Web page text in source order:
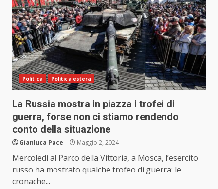
Politica Politica estera
La Russia mostra in piazza i trofei di
guerra, forse non ci stiamo rendendo
conto della situazione
Gianluca Pace Maggio 2, 2024
Mercoledì al Parco della Vittoria, a Mosca, l’esercito
russo ha mostrato qualche trofeo di guerra: le
cronache...